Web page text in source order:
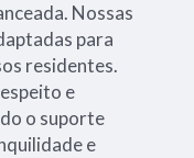
Nossas
para
residentes.
e
o suporte
e